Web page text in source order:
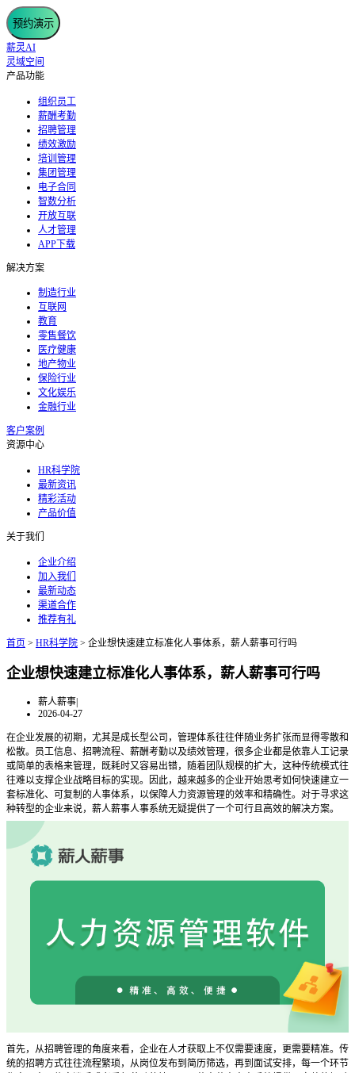
预约演示
薪灵AI
灵域空间
产品功能
组织员工
薪酬考勤
招聘管理
绩效激励
培训管理
集团管理
电子合同
智数分析
开放互联
人才管理
APP下载
解决方案
制造行业
互联网
教育
零售餐饮
医疗健康
地产物业
保险行业
文化娱乐
金融行业
客户案例
资源中心
HR科学院
最新资讯
精彩活动
产品价值
关于我们
企业介绍
加入我们
最新动态
渠道合作
推荐有礼
首页 > HR科学院 > 企业想快速建立标准化人事体系，薪人薪事可行吗
企业想快速建立标准化人事体系，薪人薪事可行吗
薪人薪事|
2026-04-27
在企业发展的初期，尤其是成长型公司，管理体系往往伴随业务扩张而显得零散和
松散。员工信息、招聘流程、薪酬考勤以及绩效管理，很多企业都是依靠人工记录
或简单的表格来管理，既耗时又容易出错，随着团队规模的扩大，这种传统模式往
往难以支撑企业战略目标的实现。因此，越来越多的企业开始思考如何快速建立一
套标准化、可复制的人事体系，以保障人力资源管理的效率和精确性。对于寻求这
种转型的企业来说，薪人薪事人事系统无疑提供了一个可行且高效的解决方案。
首先，从招聘管理的角度来看，企业在人才获取上不仅需要速度，更需要精准。传
统的招聘方式往往流程繁琐，从岗位发布到简历筛选，再到面试安排，每一个环节